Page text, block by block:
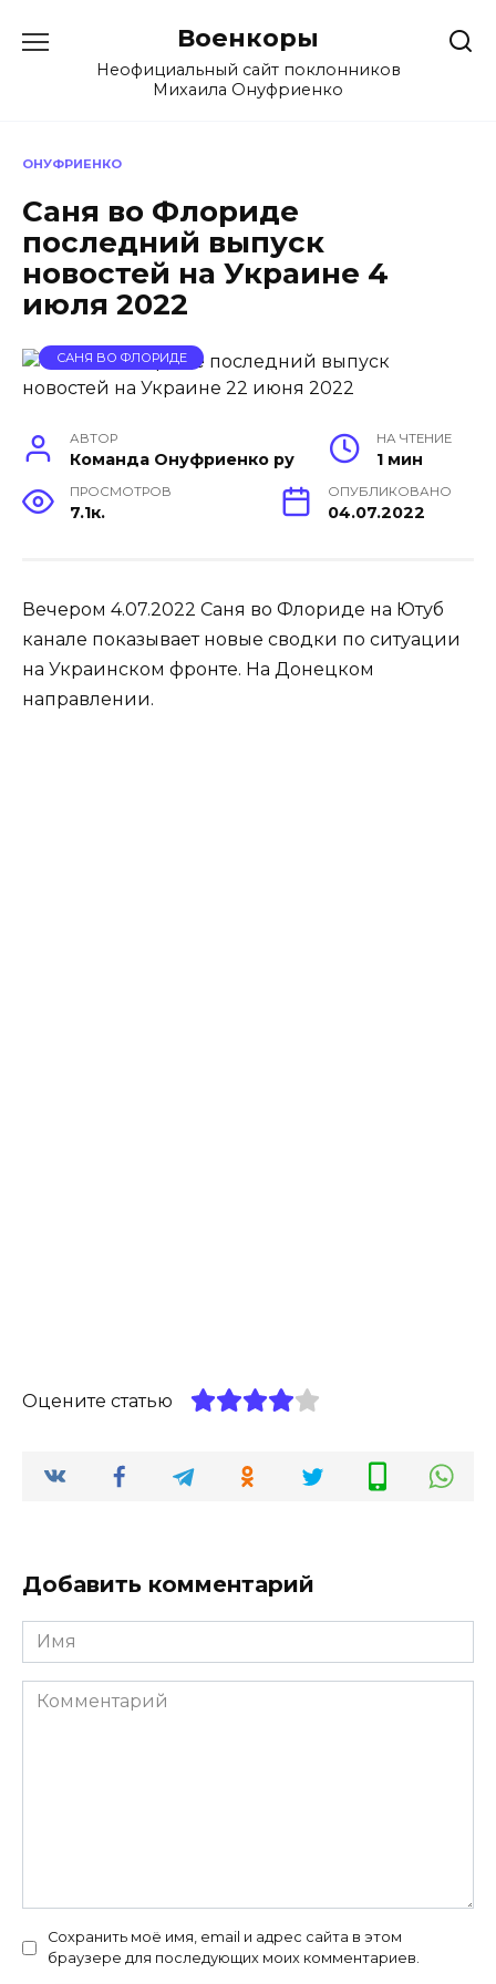
содержанию
Военкоры
Неофициальный сайт поклонников
Михаила Онуфриенко
ОНУФРИЕНКО
Саня во Флориде
последний выпуск
новостей на Украине 4
июля 2022
САНЯ ВО ФЛОРИДЕ
АВТОР
Команда Онуфриенко ру
НА ЧТЕНИЕ
1 мин
ПРОСМОТРОВ
7.1к.
ОПУБЛИКОВАНО
04.07.2022
Вечером 4.07.2022 Саня во Флориде на Ютуб
канале показывает новые сводки по ситуации
на Украинском фронте. На Донецком
направлении.
Оцените статью
Добавить комментарий
Имя
*
Комментарий
Сохранить моё имя, email и адрес сайта в этом
браузере для последующих моих комментариев.